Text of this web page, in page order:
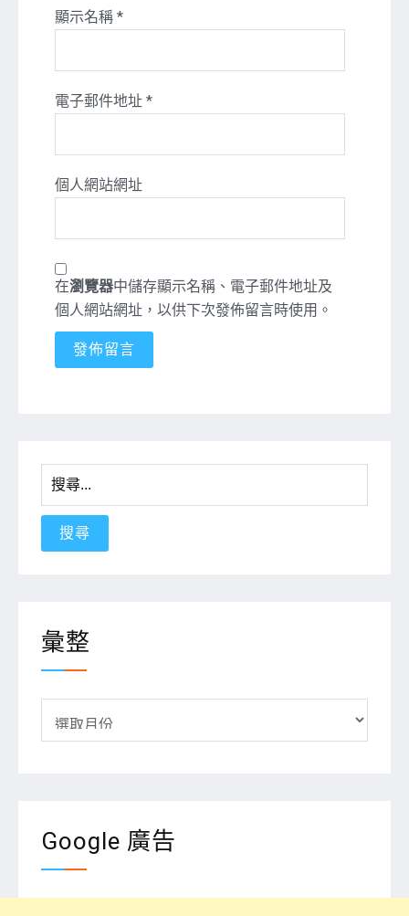
顯示名稱 *
電子郵件地址 *
個人網站網址
在瀏覽器中儲存顯示名稱、電子郵件地址及
個人網站網址，以供下次發佈留言時使用。
搜
尋
關
彙整
Google 廣告